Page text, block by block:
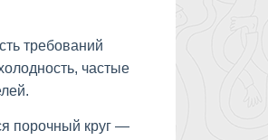
требований
частые
порочный круг —